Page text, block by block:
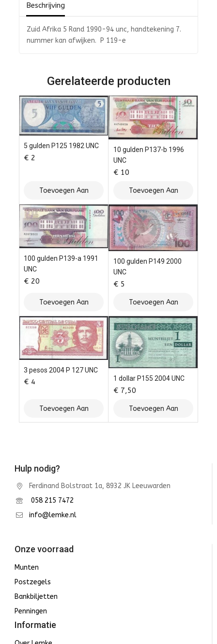
Beschrijving
Zuid Afrika 5 Rand 1990-94 unc, handtekening 7.
nummer kan afwijken. P 119-e
Gerelateerde producten
5 gulden P125 1982 UNC
€ 2
Toevoegen Aan
Winkelwagen
10 gulden P137-b 1996
UNC
€ 10
Toevoegen Aan
Winkelwagen
100 gulden P139-a 1991
UNC
€ 20
Toevoegen Aan
Winkelwagen
100 gulden P149 2000
UNC
€ 5
Toevoegen Aan
Winkelwagen
3 pesos 2004 P 127 UNC
€ 4
Toevoegen Aan
Winkelwagen
1 dollar P155 2004 UNC
€ 7,50
Toevoegen Aan
Winkelwagen
Hulp nodig?
Ferdinand Bolstraat 1a, 8932 JK Leeuwarden
058 215 7472
info@lemke.nl
Onze voorraad
Munten
Postzegels
Bankbiljetten
Penningen
Informatie